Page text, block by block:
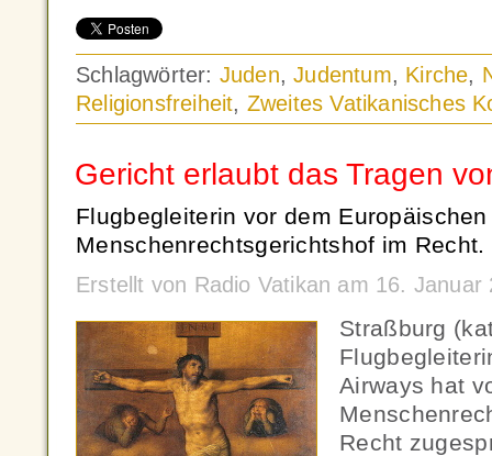
Schlagwörter: Juden,Judentum, Kirche,
Religionsfreiheit, Zweites Vatikanisches
Gericht erlaubt das Tragen
Flugbegleiterin vor dem Europäischen
Menschenrechtsgerichtshof im Recht.
Erstellt von Radio Vatikan am 16.
Straßburg
Airways hat
Recht